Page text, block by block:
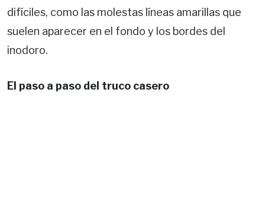
difíciles, como las molestas líneas amarillas que
suelen aparecer en el fondo y los bordes del
inodoro.
El paso a paso del truco casero